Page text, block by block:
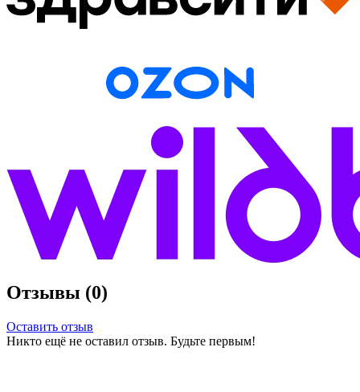
Отзывы (0)
Оставить отзыв
Никто ещё не оставил отзыв. Будьте первым!